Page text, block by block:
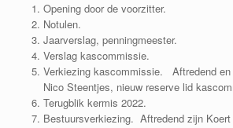
Opening door de voorzitter.
Notulen.
Jaarverslag, penningmeester.
Verslag kascommissie.
Verkiezing kascommissie. Aftredend en
Nico Steentjes, nieuw reserve lid
Terugblik kermis 2022.
Bestuursverkiezing. Aftredend zijn